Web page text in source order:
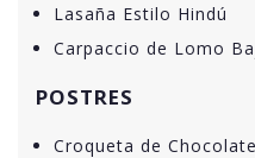
Lasaña Estilo Hindú
Carpaccio de Lomo
POSTRES
Croqueta de Chocolate